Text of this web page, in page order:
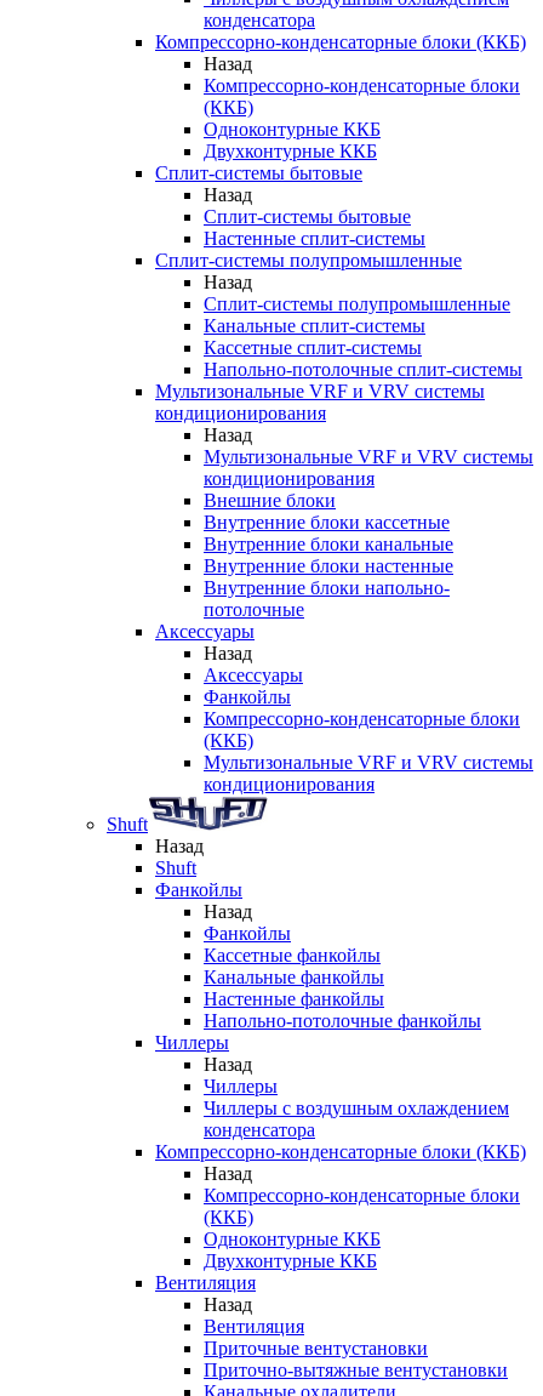
конденсатора
Компрессорно-конденсаторные блоки (ККБ)
Назад
Компрессорно-конденсаторные блоки
(ККБ)
Одноконтурные ККБ
Двухконтурные ККБ
Сплит-системы бытовые
Назад
Сплит-системы бытовые
Настенные сплит-системы
Сплит-системы полупромышленные
Назад
Сплит-системы полупромышленные
Канальные сплит-системы
Кассетные сплит-системы
Напольно-потолочные сплит-системы
Мультизональные VRF и VRV системы
кондиционирования
Назад
Мультизональные VRF и VRV системы
кондиционирования
Внешние блоки
Внутренние блоки кассетные
Внутренние блоки канальные
Внутренние блоки настенные
Внутренние блоки напольно-
потолочные
Аксессуары
Назад
Аксессуары
Фанкойлы
Компрессорно-конденсаторные блоки
(ККБ)
Мультизональные VRF и VRV системы
кондиционирования
Shuft
Назад
Shuft
Фанкойлы
Назад
Фанкойлы
Кассетные фанкойлы
Канальные фанкойлы
Настенные фанкойлы
Напольно-потолочные фанкойлы
Чиллеры
Назад
Чиллеры
Чиллеры с воздушным охлаждением
конденсатора
Компрессорно-конденсаторные блоки (ККБ)
Назад
Компрессорно-конденсаторные блоки
(ККБ)
Одноконтурные ККБ
Двухконтурные ККБ
Вентиляция
Назад
Вентиляция
Приточные вентустановки
Приточно-вытяжные вентустановки
Канальные охладители